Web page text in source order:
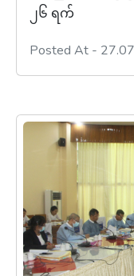
၂၆ ရက်
Posted At -